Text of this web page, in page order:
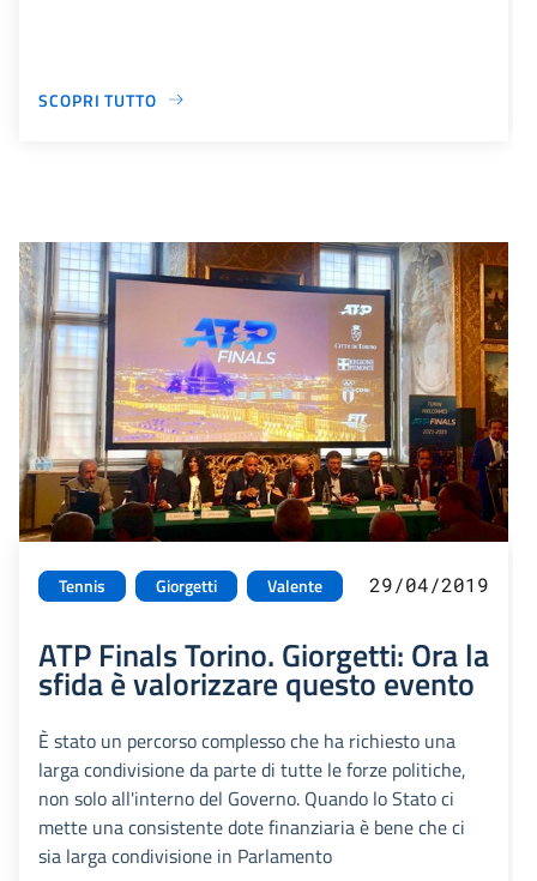
SCOPRI TUTTO
Tennis Giorgetti Valente 29/04/2019
ATP Finals Torino. Giorgetti: Ora la
sfida è valorizzare questo evento
È stato un percorso complesso che ha richiesto una
larga condivisione da parte di tutte le forze politiche,
non solo all'interno del Governo. Quando lo Stato ci
mette una consistente dote finanziaria è bene che ci
sia larga condivisione in Parlamento